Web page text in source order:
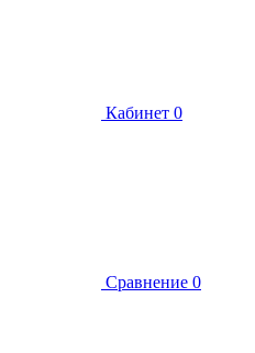
Кабинет 0
Сравнение 0